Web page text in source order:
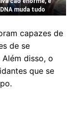
capazes de
de se
disso, o
que se